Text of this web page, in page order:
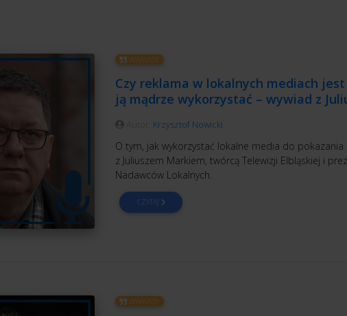
WYWIADY
Czy reklama w lokalnych mediach
ją mądrze wykorzystać – wywiad z
Krzysztof Nowicki
O tym, jak wykorzystać lokalne media do
z Juliuszem Markiem, twórcą Telewizji Elbląskiej i
Nadawców Lokalnych.
CZYTAJ
WYWIADY